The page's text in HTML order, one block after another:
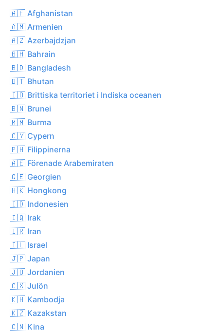
🇦🇫 Afghanistan
🇦🇲 Armenien
🇦🇿 Azerbajdzjan
🇧🇭 Bahrain
🇧🇩 Bangladesh
🇧🇹 Bhutan
🇮🇴 Brittiska territoriet i Indiska oceanen
🇧🇳 Brunei
🇲🇲 Burma
🇨🇾 Cypern
🇵🇭 Filippinerna
🇦🇪 Förenade Arabemiraten
🇬🇪 Georgien
🇭🇰 Hongkong
🇮🇩 Indonesien
🇮🇶 Irak
🇮🇷 Iran
🇮🇱 Israel
🇯🇵 Japan
🇯🇴 Jordanien
🇨🇽 Julön
🇰🇭 Kambodja
🇰🇿 Kazakstan
🇨🇳 Kina